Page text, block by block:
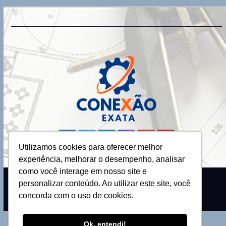
Utilizamos cookies para oferecer melhor
experiência, melhorar o desempenho, analisar
como você interage em nosso site e
personalizar conteúdo. Ao utilizar este site, você
concorda com o uso de cookies.
Ok, entendi!
Proudly powered by WordPress|
Theme: Newsup by Themeansar.